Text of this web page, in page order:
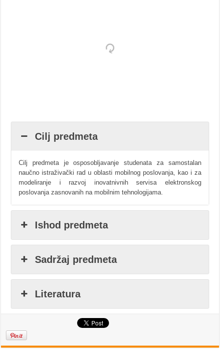
Cilj predmeta
Cilj predmeta je osposobljavanje studenata za samostalan
naučno istraživački rad u oblasti mobilnog poslovanja, kao i za
modeliranje i razvoj inovatnivnih servisa elektronskog
poslovanja zasnovanih na mobilnim tehnologijama.
Ishod predmeta
Sadržaj predmeta
Literatura